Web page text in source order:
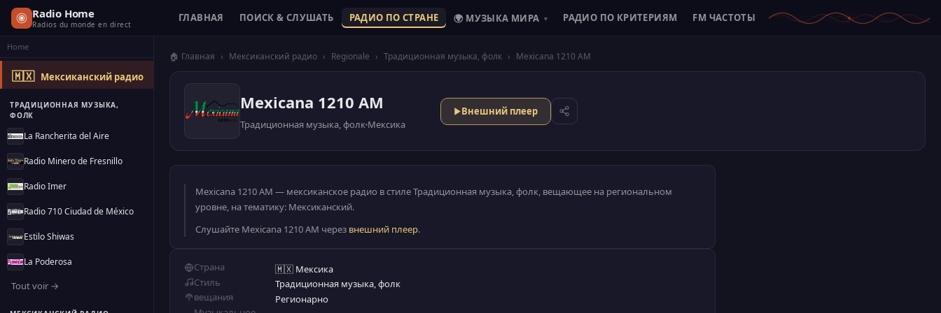
Radio Home
Radios du monde en direct
ГЛАВНАЯ ПОИСК & СЛУШАТЬ РАДИО ПО СТРАНЕ 🌍 МУЗЫКА МИРА ▾ РАДИО ПО КРИТЕРИЯМ FM ЧАСТОТЫ
Home
🇲🇽 Мексиканский радио
ТРАДИЦИОННАЯ МУЗЫКА,
ФОЛК
La Rancherita del Aire
Radio Minero de Fresnillo
Radio Imer
Radio 710 Ciudad de México
Estilo Shiwas
La Poderosa
Tout voir →
🏠 Главная › Мексиканский радио › Regionale › Традиционная музыка, фолк › Mexicana 1210 AM
Mexicana 1210 AM
Традиционная музыка, фолк Мексика
Внешний плеер
Mexicana 1210 AM — мексиканское радио в стиле Традиционная музыка, фолк, вещающее на региональном
уровне, на тематику: Мексиканский.
Слушайте Mexicana 1210 AM через внешний плеер.
Страна
🇲🇽 Мексика
Стиль
Традиционная музыка, фолк
вещания
Регионарно